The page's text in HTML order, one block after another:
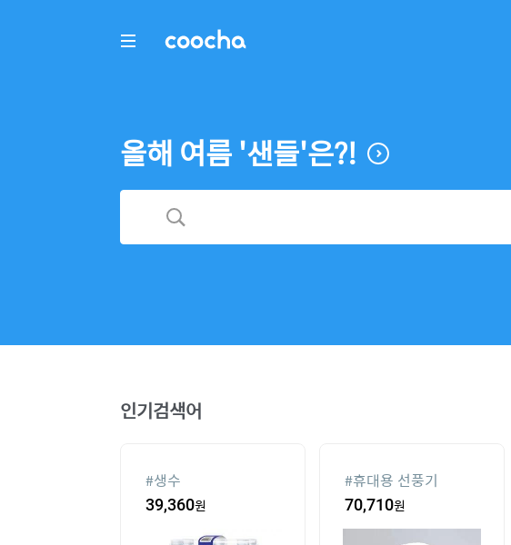
COOCHA
올해 여름 '샌들'은?!
인기검색어
#생수
39,360원
#휴대용 선풍기
70,710원